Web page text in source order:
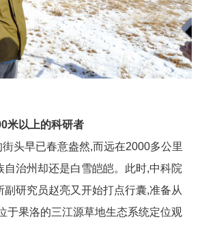
米以上的科研者
早已春意盎然,而远在2000多公里
自治州却还是白雪皑皑。此时,中科院
副研究员赵亮又开始打点行囊,准备从
于果洛的三江源草地生态系统定位观